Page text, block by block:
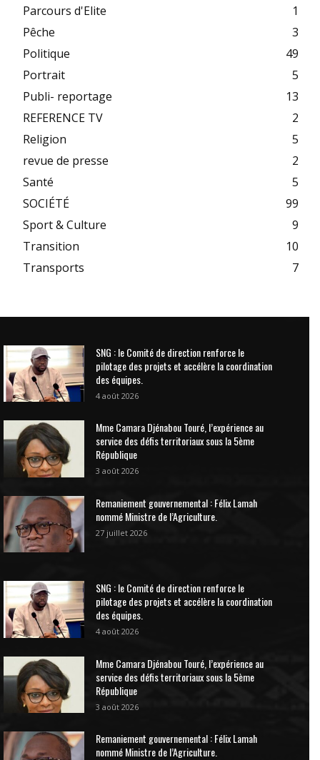
Parcours d'Elite
1
Pêche
3
Politique
49
Portrait
5
Publi- reportage
13
REFERENCE TV
2
Religion
5
revue de presse
2
Santé
5
SOCIÉTÉ
99
Sport & Culture
9
Transition
10
Transports
7
SNG : le Comité de direction renforce le
pilotage des projets et accélère la coordination
des équipes.
4 août 2026
Mme Camara Djénabou Touré, l’expérience au
service des défis territoriaux sous la 5ème
République
3 août 2026
Remaniement gouvernemental : Félix Lamah
nommé Ministre de l’Agriculture.
27 juillet 2026
SNG : le Comité de direction renforce le
pilotage des projets et accélère la coordination
des équipes.
4 août 2026
Mme Camara Djénabou Touré, l’expérience au
service des défis territoriaux sous la 5ème
République
3 août 2026
Remaniement gouvernemental : Félix Lamah
nommé Ministre de l’Agriculture.